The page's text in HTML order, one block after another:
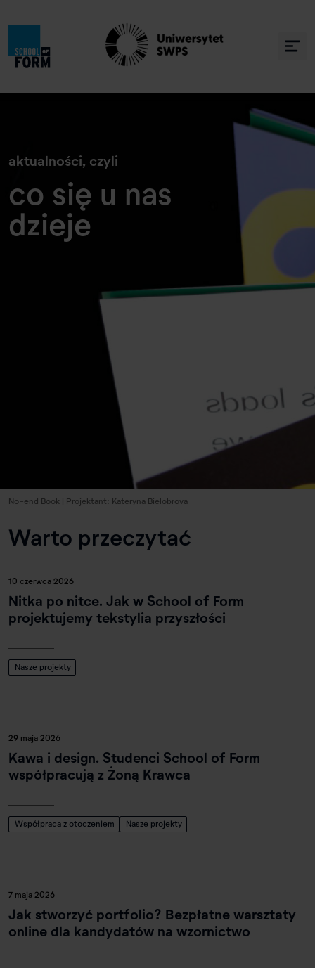
aktualności, czyli
co się u nas
dzieje
No-end Book | Projektant: Kateryna Bielobrova
Warto przeczytać
10 czerwca 2026
Nitka po nitce. Jak w School of Form
projektujemy tekstylia przyszłości
Nasze projekty
29 maja 2026
Kawa i design. Studenci School of Form
współpracują z Żoną Krawca
Współpraca z otoczeniem Nasze projekty
7 maja 2026
Jak stworzyć portfolio? Bezpłatne warsztaty
online dla kandydatów na wzornictwo